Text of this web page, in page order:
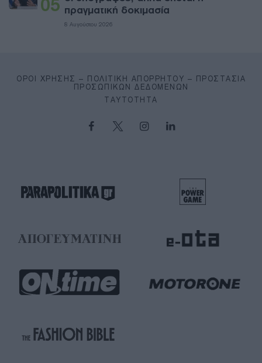
05 πραγματική δοκιμασία
8 Αυγούστου 2026
ΌΡΟΙ ΧΡΉΣΗΣ – ΠΟΛΙΤΙΚΉ ΑΠΟΡΡΉΤΟΥ – ΠΡΟΣΤΑΣΊΑ
ΠΡΟΣΩΠΙΚΏΝ ΔΕΔΟΜΈΝΩΝ
ΤΑΥΤΌΤΗΤΑ